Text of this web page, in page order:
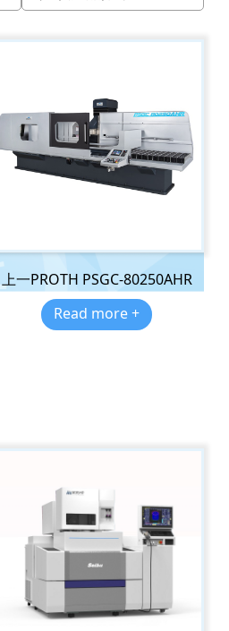
上一PROTH PSGC-80250AHR
Read more +